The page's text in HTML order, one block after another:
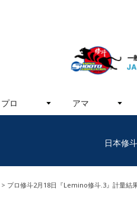
プロ アマ
日本修
プロ修斗2月18日『Lemino修斗.3』計量結